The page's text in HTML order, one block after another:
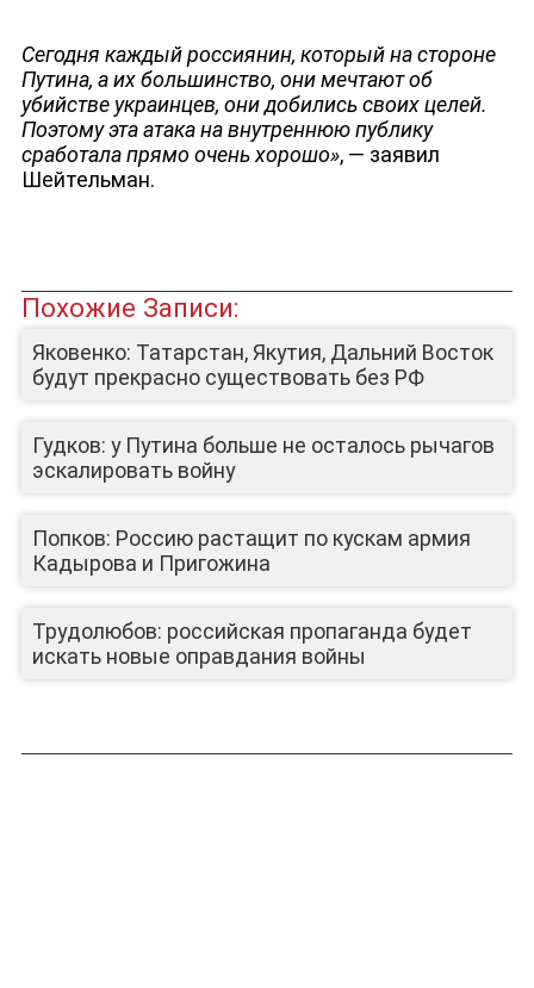
Сегодня каждый россиянин, который на стороне
Путина, а их большинство, они мечтают об
убийстве украинцев, они добились своих целей.
Поэтому эта атака на внутреннюю публику
сработала прямо очень хорошо», — заявил
Шейтельман.
Похожие Записи:
Яковенко: Татарстан, Якутия, Дальний Восток
будут прекрасно существовать без РФ
Гудков: у Путина больше не осталось рычагов
эскалировать войну
Попков: Россию растащит по кускам армия
Кадырова и Пригожина
Трудолюбов: российская пропаганда будет
искать новые оправдания войны